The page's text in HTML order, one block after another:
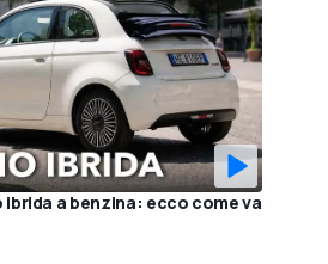
ibrida a benzina: ecco come va